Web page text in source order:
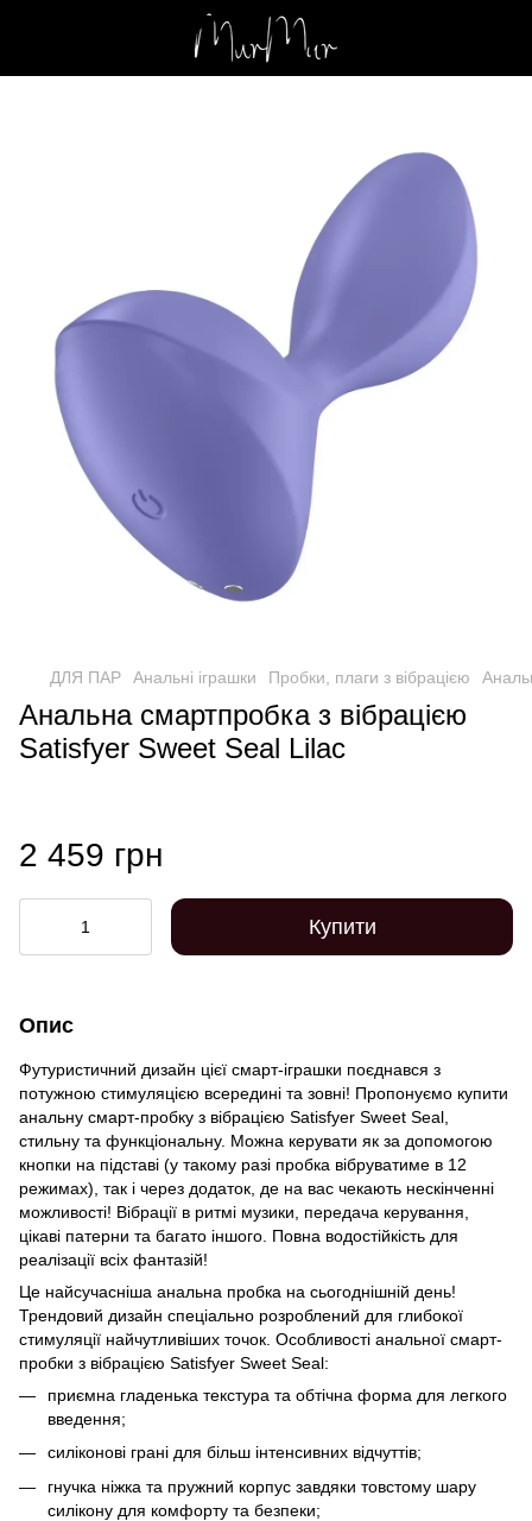
ДЛЯ ПАР Анальні іграшки Пробки, плаги з вібрацією
Анальна смартпробка з вібрацією
Satisfyer Sweet Seal Lilac
2 459 грн
Купити
Опис
Футуристичний дизайн цієї смарт-іграшки поєднався з
потужною стимуляцією всередині та зовні! Пропонуємо купити
анальну смарт-пробку з вібрацією Satisfyer Sweet Seal,
стильну та функціональну. Можна керувати як за допомогою
кнопки на підставі (у такому разі пробка вібруватиме в 12
режимах), так і через додаток, де на вас чекають нескінченні
можливості! Вібрації в ритмі музики, передача керування,
цікаві патерни та багато іншого. Повна водостійкість для
реалізації всіх фантазій!
Це найсучасніша анальна пробка на сьогоднішній день!
Трендовий дизайн спеціально розроблений для глибокої
стимуляції найчутливіших точок. Особливості анальної смарт-
пробки з вібрацією Satisfyer Sweet Seal:
приємна гладенька текстура та обтічна форма для легкого
введення;
силіконові грані для більш інтенсивних відчуттів;
гнучка ніжка та пружний корпус завдяки товстому шару
силікону для комфорту та безпеки;